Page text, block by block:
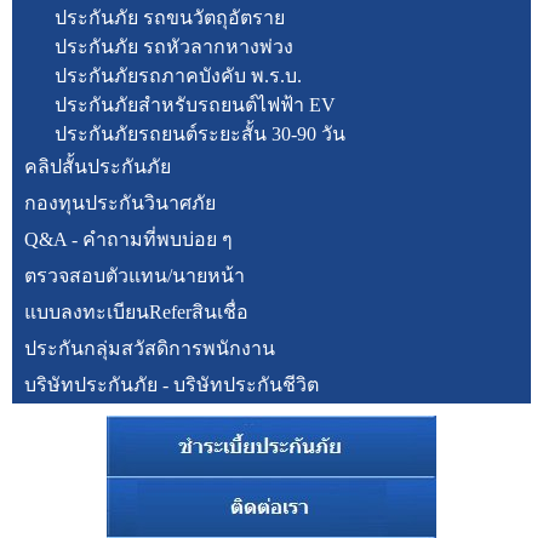
ประกันภัย รถขนวัตถุอัตราย
ประกันภัย รถหัวลากหางพ่วง
ประกันภัยรถภาคบังคับ พ.ร.บ.
ประกันภัยสำหรับรถยนต์ไฟฟ้า EV
ประกันภัยรถยนต์ระยะสั้น 30-90 วัน
คลิปสั้นประกันภัย
กองทุนประกันวินาศภัย
Q&A - คำถามที่พบบ่อย ๆ
ตรวจสอบตัวแทน/นายหน้า
แบบลงทะเบียนReferสินเชื่อ
ประกันกลุ่มสวัสดิการพนักงาน
บริษัทประกันภัย - บริษัทประกันชีวิต